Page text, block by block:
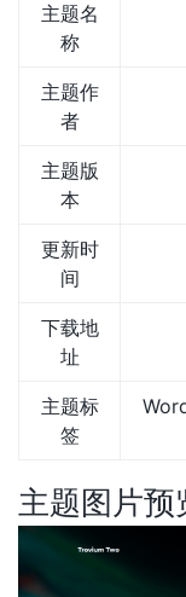
主题名
称
主题作
者
主题版
本
更新时
间
下载地
址
主题标
签
主题图片预